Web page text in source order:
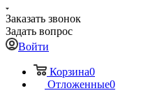
Заказать звонок
Задать вопрос
Войти
Корзина0
Отложенные0